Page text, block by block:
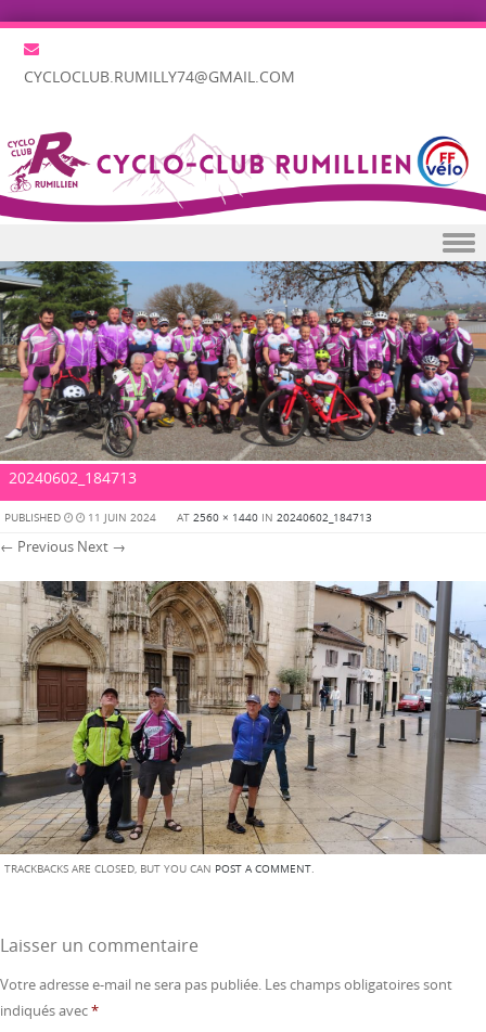
CYCLOCLUB.RUMILLY74@GMAIL.COM
Skip to content
20240602_184713
PUBLISHED 11 JUIN 2024 AT 2560 × 1440 IN 20240602_184713
← Previous Next →
TRACKBACKS ARE CLOSED, BUT YOU CAN POST A COMMENT.
Laisser un commentaire
Votre adresse e-mail ne sera pas publiée. Les champs obligatoires sont
indiqués avec*